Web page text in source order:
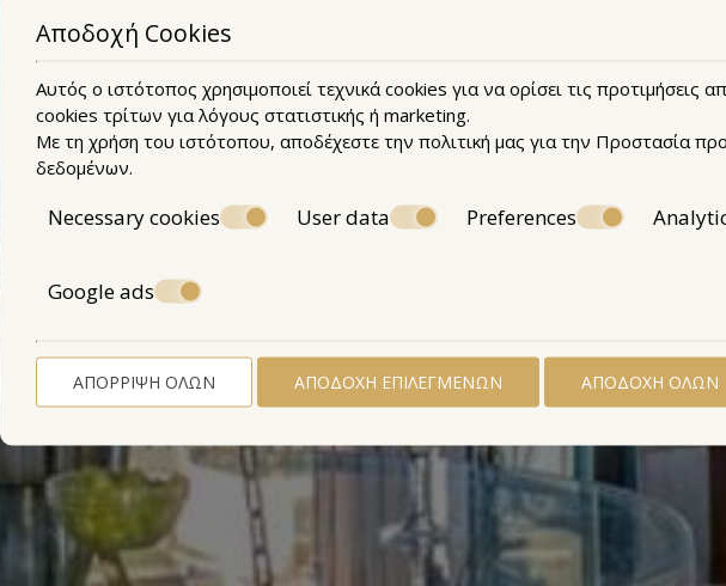
Αποδοχή Cookies
Αυτός ο ιστότοπος χρησιμοποιεί τεχνικά cookies για να ορίσει τις προτιμήσεις
cookies τρίτων για λόγους στατιστικής ή marketing.
Με τη χρήση του ιστότοπου, αποδέχεστε την πολιτική μας για την Προστασία
δεδομένων.
Necessary cookies User data Preferences
Google ads
ΑΠΌΡΡΙΨΗ ΌΛΩΝ ΑΠΟΔΟΧΉ ΕΠΙΛΕΓΜΈΝΩΝ ΑΠΟΔΟΧΉ ΌΛΩΝ